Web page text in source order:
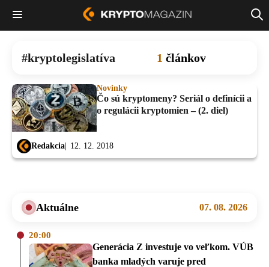
kryptolegislatíva 1 článkov
Novinky
Čo sú kryptomeny? Seriál o definícii a
o regulácii kryptomien – (2. diel)
Redakcia 12. 12. 2018
Aktuálne 07. 08. 2026
20:00
Generácia Z investuje vo veľkom. VÚB
banka mladých varuje pred